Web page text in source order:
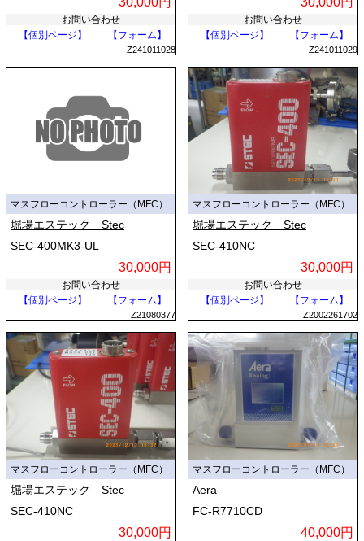
お問い合わせ
【個別ページ】
【フォーム】
Z241011028
お問い合わせ
【個別ページ】
【フォーム】
Z241011029
マスフローコントローラー（MFC）
堀場エステック Stec
SEC-400MK3-UL
30,000円
お問い合わせ
【個別ページ】
【フォーム】
Z21080377
マスフローコントローラー（MFC）
堀場エステック Stec
SEC-410NC
30,000円
お問い合わせ
【個別ページ】
【フォーム】
Z2002261702
マスフローコントローラー（MFC）
堀場エステック Stec
SEC-410NC
30,000円
マスフローコントローラー（MFC）
Aera
FC-R7710CD
40,000円